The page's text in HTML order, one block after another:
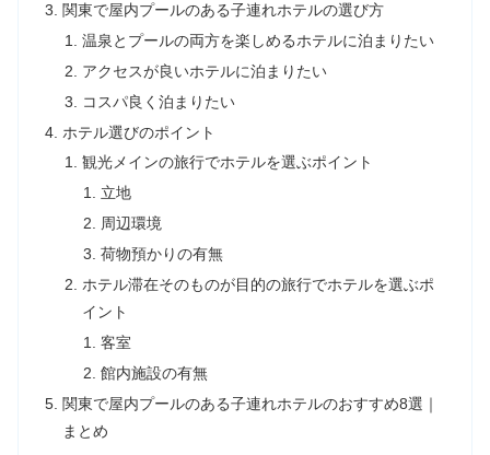
関東で屋内プールのある子連れホテルの選び方
温泉とプールの両方を楽しめるホテルに泊まりたい
アクセスが良いホテルに泊まりたい
コスパ良く泊まりたい
ホテル選びのポイント
観光メインの旅行でホテルを選ぶポイント
立地
周辺環境
荷物預かりの有無
ホテル滞在そのものが目的の旅行でホテルを選ぶポ
イント
客室
館内施設の有無
関東で屋内プールのある子連れホテルのおすすめ8選｜
まとめ